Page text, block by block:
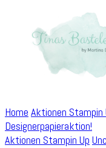
Home Aktionen Stampin
Designerpapieraktion!
Aktionen Stampin Up